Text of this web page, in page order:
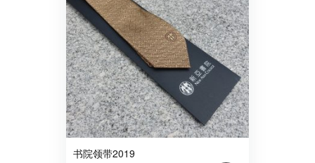
书院领带2019